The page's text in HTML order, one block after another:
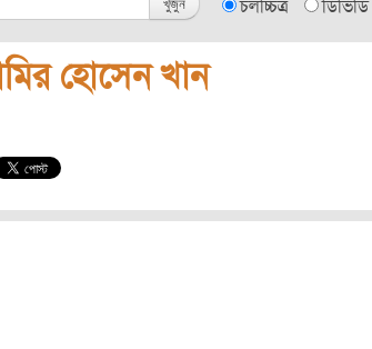
চলচ্চিত্র ডিভিডি
হোসেন খান